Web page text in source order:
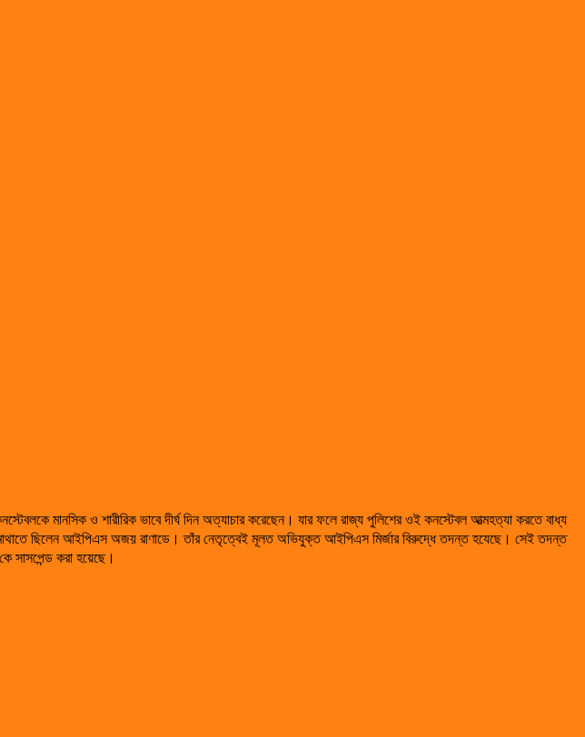
মানসিক ও শারীরিক ভাবে দীর্ঘ দিন অত্যাচার করেছেন। যার ফলে রাজ্য পুলিশের ওই কনস্টেবল আত্মহত্যা করতে বাধ্য
ছিলেন আইপিএস অজয় রাণাডে। তাঁর নেতৃত্বেই মূলত অভিযুক্ত আইপিএস মির্জার বিরুদ্ধে তদন্ত হযেছে। সেই তদন্ত
সাসপেন্ড করা হয়েছে।